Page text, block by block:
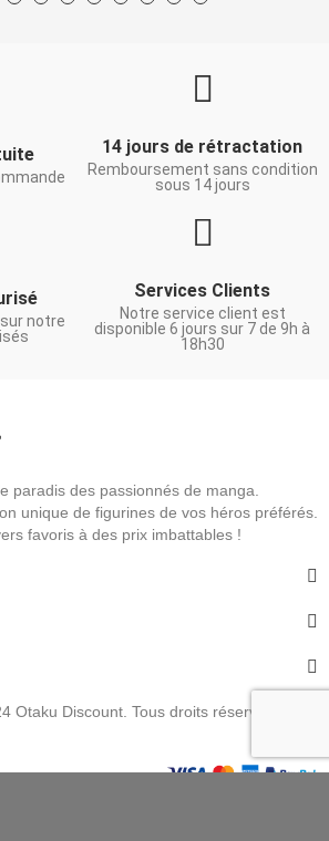
14 jours de rétractation
Remboursement sans condition
sous 14 jours
notre
Services Clients
Notre service client est
disponible 6 jours sur 7 de 9h à
18h30
paradis des passionnés de manga.
unique de figurines de vos héros préférés.
favoris à des prix imbattables !
Otaku Discount. Tous droits réservés